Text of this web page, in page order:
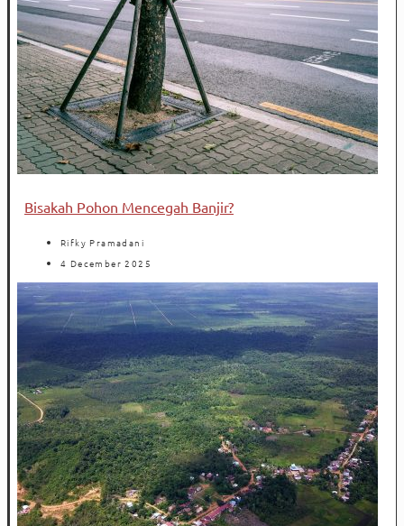
Bisakah Pohon Mencegah Banjir?
Rifky Pramadani
4 December 2025